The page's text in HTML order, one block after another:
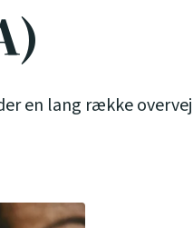
en lang række